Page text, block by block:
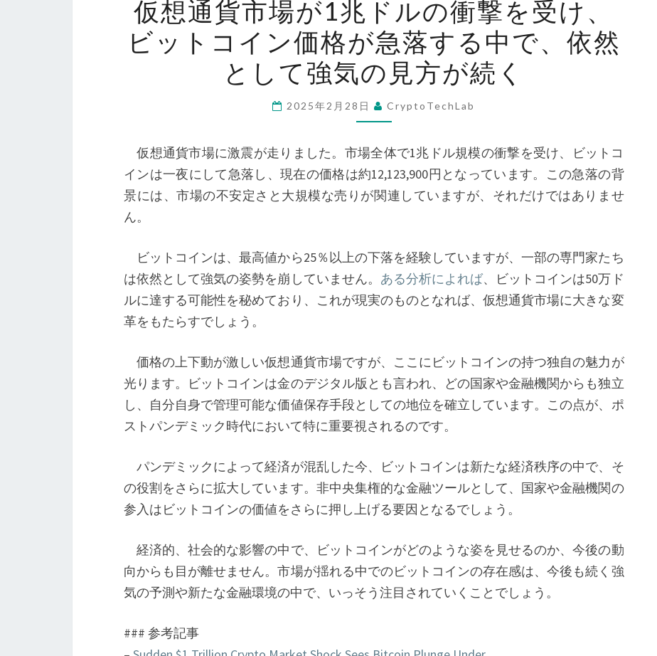
想
通
貨
市
場
が
兆
ド
ル
衝
撃
を
受
ビ
ッ
ト
コ
ン
価
格
急
落
す
仮想通貨市場が1兆ドルの衝撃を受け、
ビットコイン価格が急落する中で、依然
として強気の見方が続く
2025年2月28日 CryptoTechLab
仮想通貨市場に激震が走りました。市場全体で1兆ドル規模の衝撃を受け、ビットコ
インは一夜にして急落し、現在の価格は約12,123,900円となっています。この急落の背
景には、市場の不安定さと大規模な売りが関連していますが、それだけではありませ
ん。
ビットコインは、最高値から25％以上の下落を経験していますが、一部の専門家たち
は依然として強気の姿勢を崩していません。 ある分析によれば、ビットコインは50万ド
ルに達する可能性を秘めており、これが現実のものとなれば、仮想通貨市場に大きな変
革をもたらすでしょう。
価格の上下動が激しい仮想通貨市場ですが、ここにビットコインの持つ独自の魅力が
光ります。ビットコインは金のデジタル版とも言われ、どの国家や金融機関からも独立
し、自分自身で管理可能な価値保存手段としての地位を確立しています。この点が、ポ
ストパンデミック時代において特に重要視されるのです。
パンデミックによって経済が混乱した今、ビットコインは新たな経済秩序の中で、そ
の役割をさらに拡大しています。非中央集権的な金融ツールとして、国家や金融機関の
参入はビットコインの価値をさらに押し上げる要因となるでしょう。
経済的、社会的な影響の中で、ビットコインがどのような姿を見せるのか、今後の動
向からも目が離せません。市場が揺れる中でのビットコインの存在感は、今後も続く強
気の予測や新たな金融環境の中で、いっそう注目されていくことでしょう。
### 参考記事